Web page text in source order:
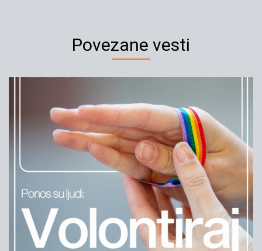
Euro Prajd 2022. godine u
Beogradu
YIHR
Povezane vesti